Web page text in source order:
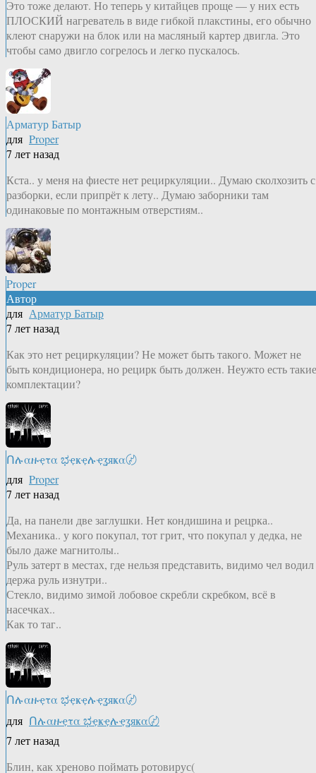
Это тоже делают. Но теперь у китайцев проще — у них есть
ПЛОСКИЙ нагреватель в виде гибкой плакстины, его обычно
клеют снаружи на блок или на масляный картер двигла. Это
чтобы само двигло согрелось и легко пускалось.
Арматур Батыр
для Proper
7 лет назад
Кста.. у меня на фиесте нет рециркуляции.. Думаю сколхозить с
разборки, если припрёт к лету.. Думаю заборники там
одинаковые по монтажным отверстиям..
Proper
Автор
для Арматур Батыр
7 лет назад
Как это нет рециркуляции? Не может быть такого. Может не
быть кондиционера, но рецирк быть должен. Неужто есть такие
комплектации?
Ոሉαዙҿτα ಭҿҝҿሉҿʓяҝα〄
для Proper
7 лет назад
Да, на панели две заглушки. Нет кондишина и рецрка..
Механика.. у кого покупал, тот грит, что покупал у дедка, не
было даже магнитолы..
Руль затерт в местах, где нельзя представить, видимо чел водил
держа руль изнутри..
Стекло, видимо зимой лобовое скребли скребком, всё в
насечках..
Как то таг..
Ոሉαዙҿτα ಭҿҝҿሉҿʓяҝα〄
для Ոሉαዙҿτα ಭҿҝҿሉҿʓяҝα〄
7 лет назад
Блин, как хреново поймать ротовирус(